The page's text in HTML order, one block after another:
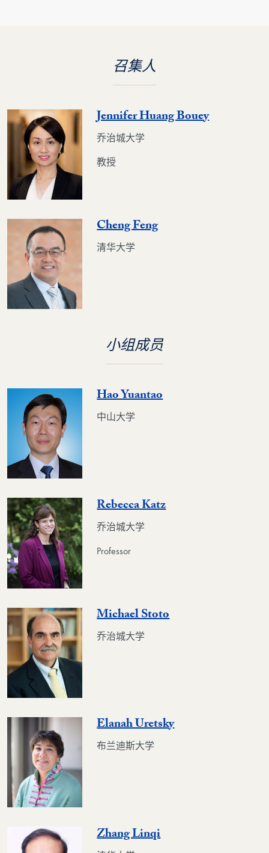
召集人
Jennifer Huang Bouey
乔治城大学
教授
Cheng Feng
清华大学
小组成员
Hao Yuantao
中山大学
Rebecca Katz
乔治城大学
Professor
Michael Stoto
乔治城大学
Elanah Uretsky
布兰迪斯大学
Zhang Linqi